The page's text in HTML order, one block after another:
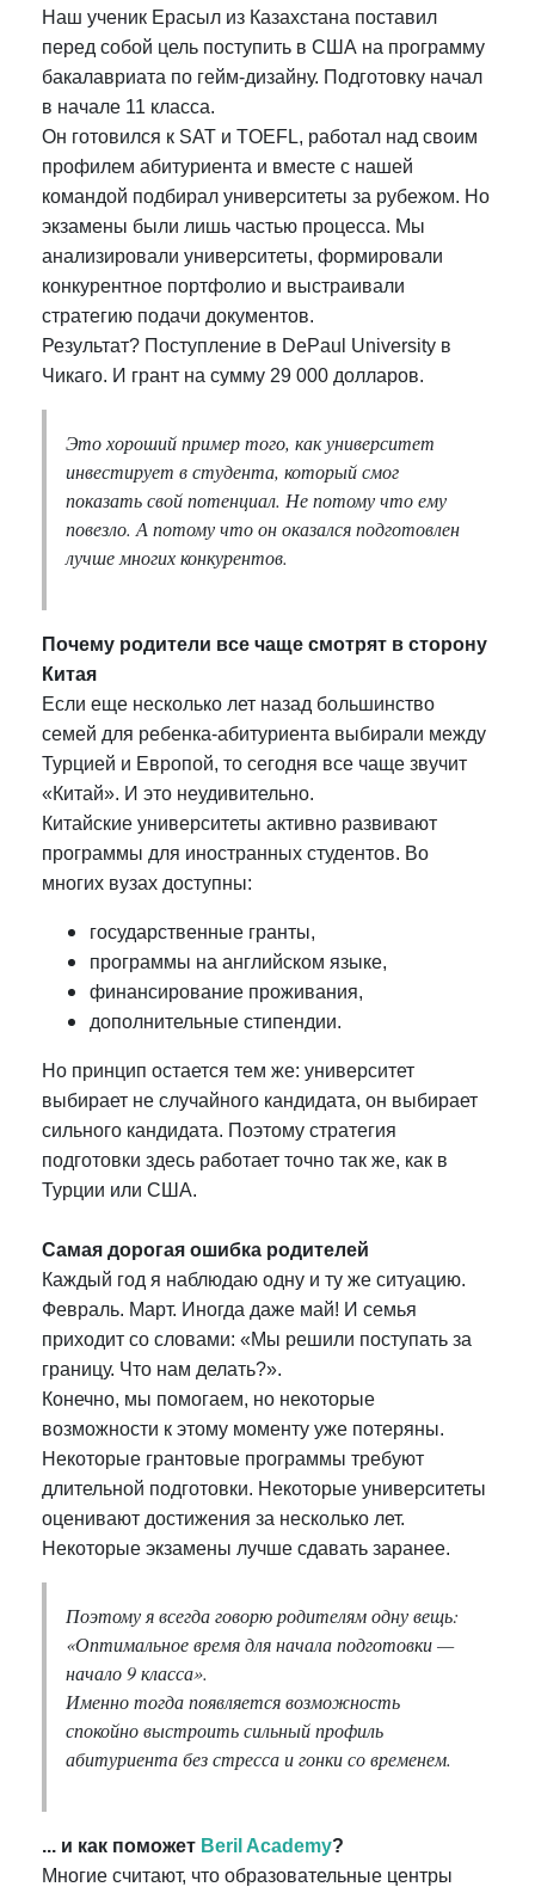
Наш ученик Ерасыл из Казахстана поставил
перед собой цель поступить в США на программу
бакалавриата по гейм-дизайну. Подготовку начал
в начале 11 класса.
Он готовился к SAT и TOEFL, работал над своим
профилем абитуриента и вместе с нашей
командой подбирал университеты за рубежом. Но
экзамены были лишь частью процесса. Мы
анализировали университеты, формировали
конкурентное портфолио и выстраивали
стратегию подачи документов.
Результат? Поступление в DePaul University в
Чикаго. И грант на сумму 29 000 долларов.
Это хороший пример того, как университет
инвестирует в студента, который смог
показать свой потенциал. Не потому что ему
повезло. А потому что он оказался подготовлен
лучше многих конкурентов.
Почему родители все чаще смотрят в сторону
Китая
Если еще несколько лет назад большинство
семей для ребенка-абитуриента выбирали между
Турцией и Европой, то сегодня все чаще звучит
«Китай». И это неудивительно.
Китайские университеты активно развивают
программы для иностранных студентов. Во
многих вузах доступны:
государственные гранты,
программы на английском языке,
финансирование проживания,
дополнительные стипендии.
Но принцип остается тем же: университет
выбирает не случайного кандидата, он выбирает
сильного кандидата. Поэтому стратегия
подготовки здесь работает точно так же, как в
Турции или США.
Самая дорогая ошибка родителей
Каждый год я наблюдаю одну и ту же ситуацию.
Февраль. Март. Иногда даже май! И семья
приходит со словами: «Мы решили поступать за
границу. Что нам делать?».
Конечно, мы помогаем, но некоторые
возможности к этому моменту уже потеряны.
Некоторые грантовые программы требуют
длительной подготовки. Некоторые университеты
оценивают достижения за несколько лет.
Некоторые экзамены лучше сдавать заранее.
Поэтому я всегда говорю родителям одну вещь:
«Оптимальное время для начала подготовки —
начало 9 класса».
Именно тогда появляется возможность
спокойно выстроить сильный профиль
абитуриента без стресса и гонки со временем.
... и как поможет Beril Academy?
Многие считают, что образовательные центры